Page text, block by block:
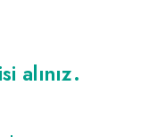
alınız.